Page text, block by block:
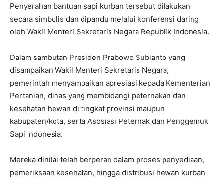
Penyerahan bantuan sapi kurban tersebut dilakukan
secara simbolis dan dipandu melalui konferensi daring
oleh Wakil Menteri Sekretaris Negara Republik Indonesia.
Dalam sambutan Presiden Prabowo Subianto yang
disampaikan Wakil Menteri Sekretaris Negara,
pemerintah menyampaikan apresiasi kepada Kementerian
Pertanian, dinas yang membidangi peternakan dan
kesehatan hewan di tingkat provinsi maupun
kabupaten/kota, serta Asosiasi Peternak dan Penggemuk
Sapi Indonesia.
Mereka dinilai telah berperan dalam proses penyediaan,
pemeriksaan kesehatan, hingga distribusi hewan kurban